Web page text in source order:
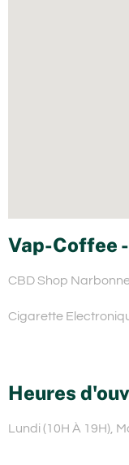
Vap-Coffee
CBD Shop
Cigarette
Heures
Lundi (10H À 19H),